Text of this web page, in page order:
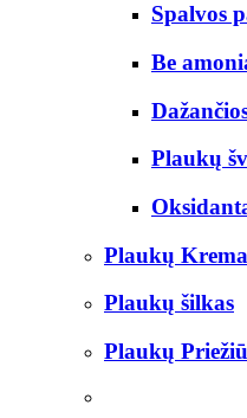
Spalvos
Be
Plaukų
Plaukų
Plaukų šilkas
Plaukų